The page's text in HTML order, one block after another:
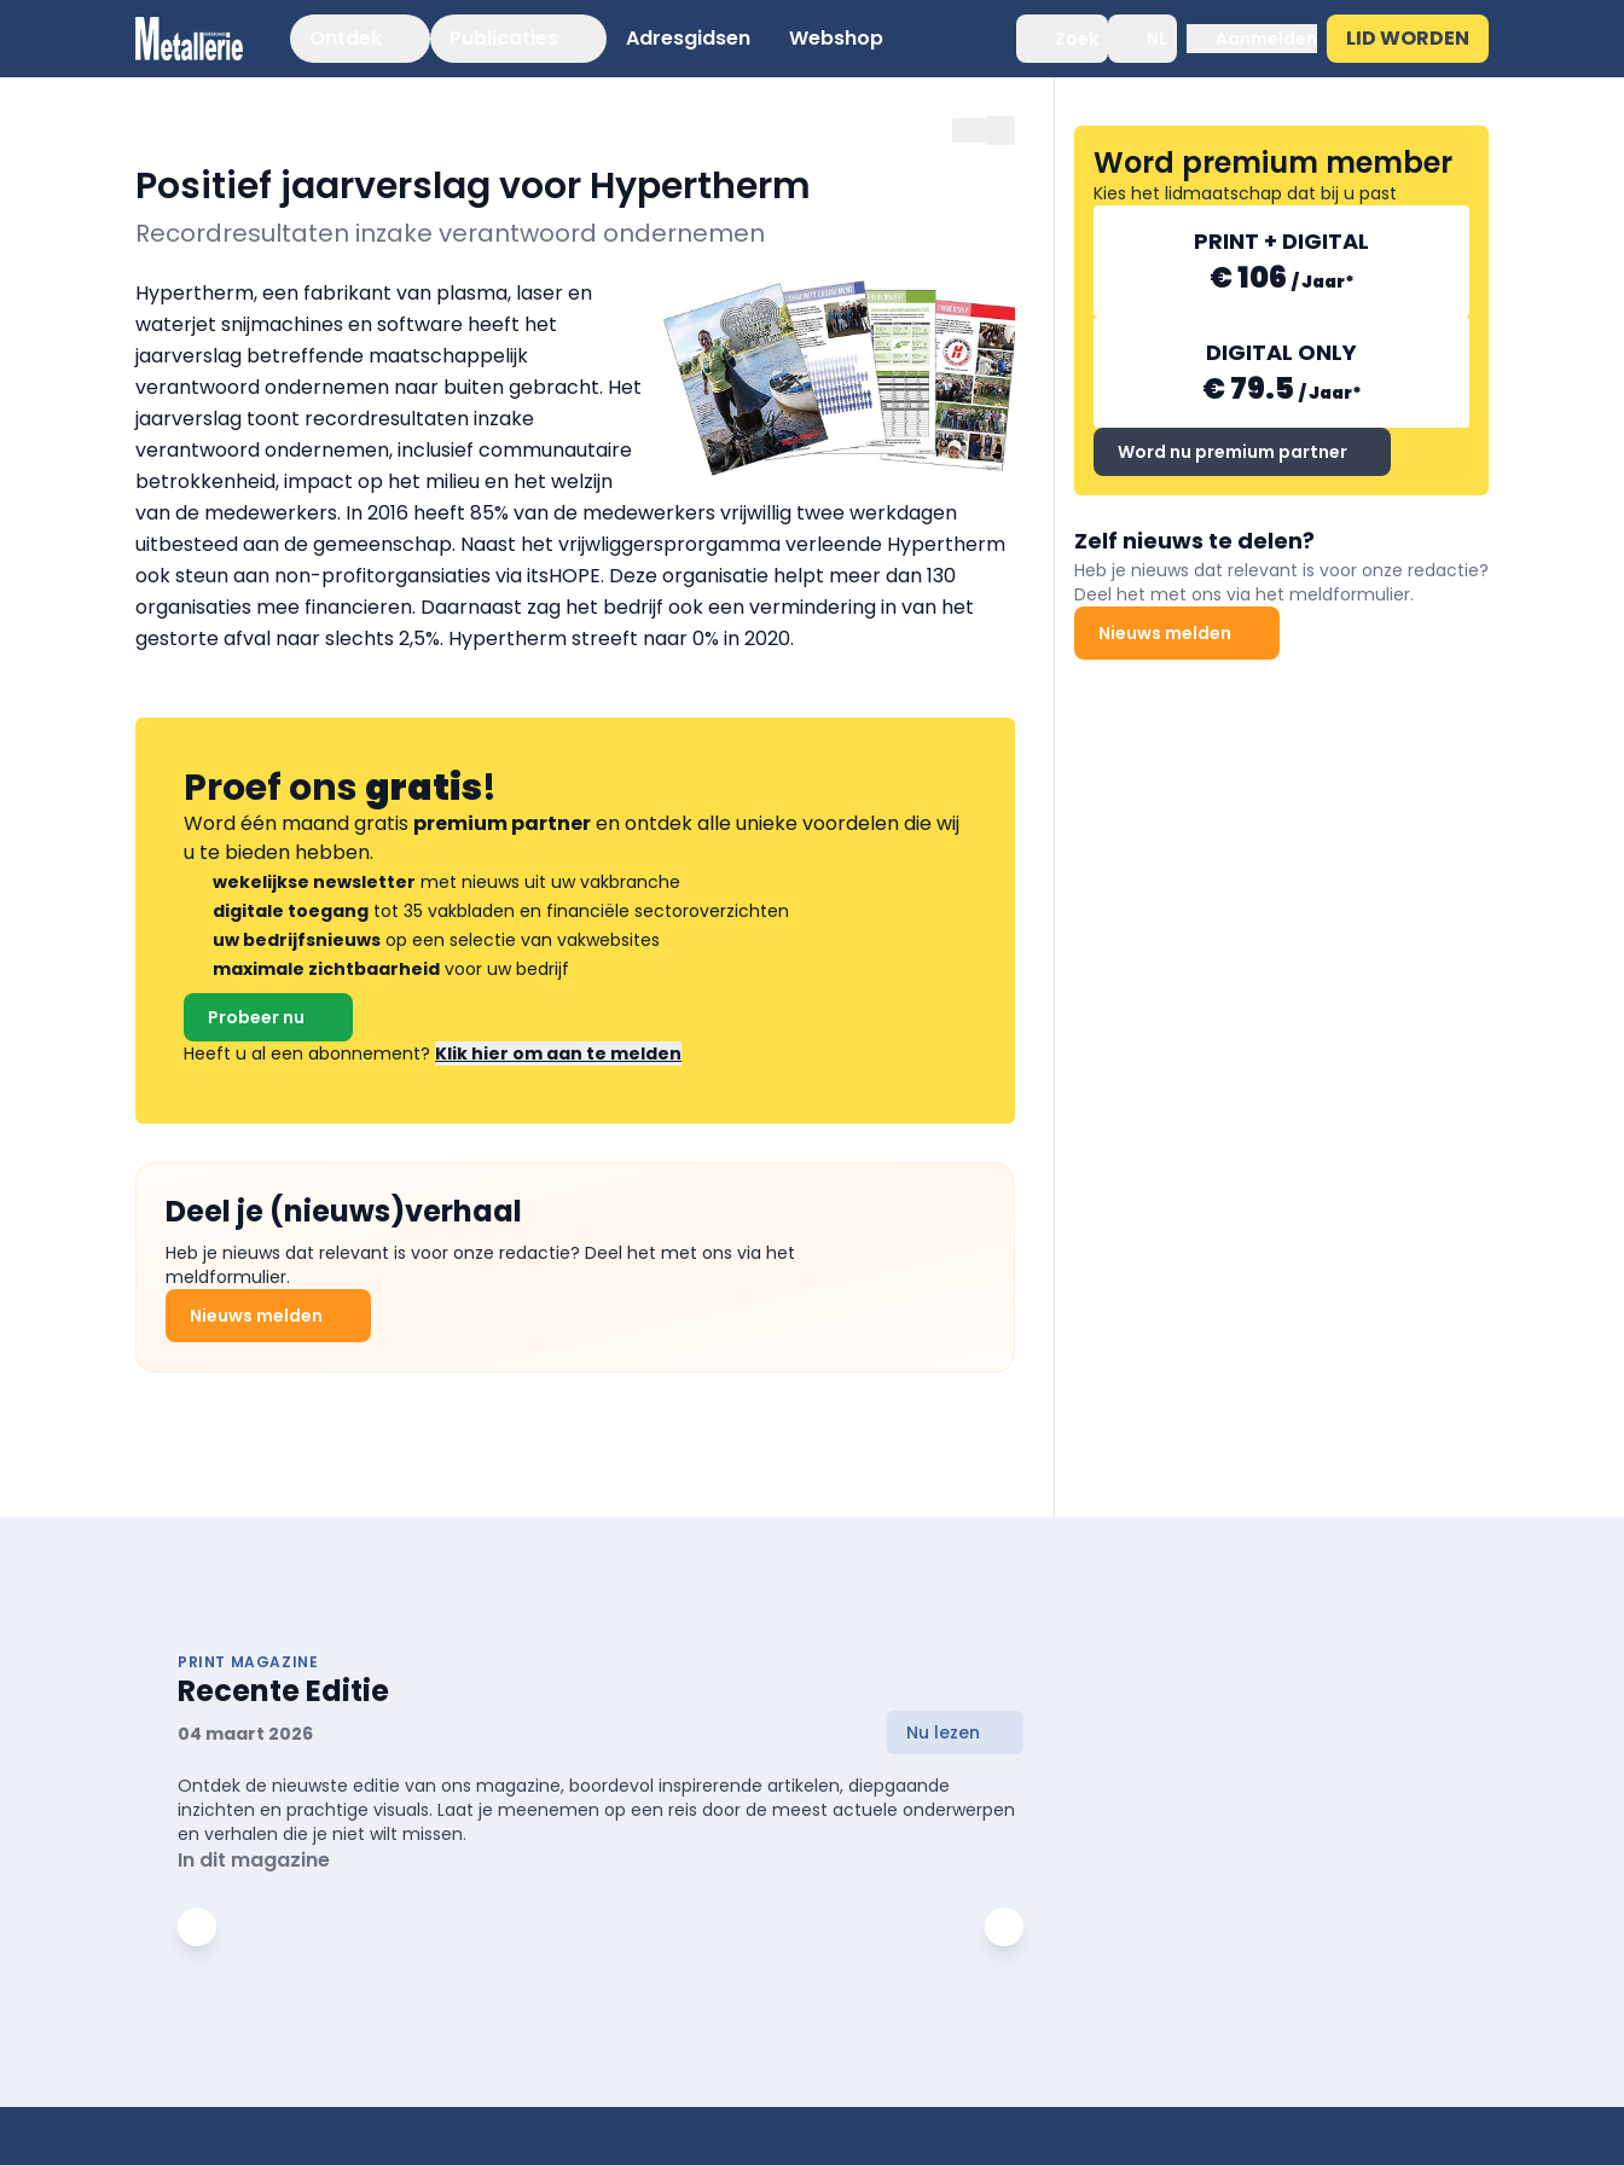
Adresgidsen Webshop LID WORDEN
Positief jaarverslag voor Hypertherm
Recordresultaten inzake verantwoord ondernemen
Hypertherm, een fabrikant van plasma, laser en
waterjet snijmachines en software heeft het
jaarverslag betreffende maatschappelijk
verantwoord ondernemen naar buiten gebracht. Het
jaarverslag toont recordresultaten inzake
verantwoord ondernemen, inclusief communautaire
betrokkenheid, impact op het milieu en het welzijn
van de medewerkers. In 2016 heeft 85% van de medewerkers vrijwillig twee werkdagen
uitbesteed aan de gemeenschap. Naast het vrijwliggersprorgamma verleende Hypertherm
ook steun aan non-profitorgansiaties via itsHOPE. Deze organisatie helpt meer dan 130
organisaties mee financieren. Daarnaast zag het bedrijf ook een vermindering in van het
gestorte afval naar slechts 2,5%. Hypertherm streeft naar 0% in 2020.
Proef onsgratis!
Word één maand gratis premium partneren ontdek alle unieke voordelen die wij
u te bieden hebben.
wekelijkse newsletter met nieuws uit uw vakbranche
digitale toegang tot 35 vakbladen en financiële sectoroverzichten
uw bedrijfsnieuws op een selectie van vakwebsites
maximale zichtbaarheid voor uw bedrijf
Probeer nu
Heeft u al een abonnement? Klik hier om aan te melden
Deel je (nieuws)verhaal
Heb je nieuws dat relevant is voor onze redactie? Deel het met ons via het
meldformulier.
Nieuws melden
Word premium member
Kies het lidmaatschap dat bij u past
PRINT + DIGITAL
€ 106 /Jaar*
DIGITAL ONLY
€ 79.5 /Jaar*
Word nu premium partner
Zelf nieuws te delen?
Heb je nieuws dat relevant is voor onze redactie?
Deel het met ons via het meldformulier.
Nieuws melden
PRINT MAGAZINE
Recente Editie
04 maart 2026 Nu lezen
Ontdek de nieuwste editie van ons magazine, boordevol inspirerende artikelen, diepgaande
inzichten en prachtige visuals. Laat je meenemen op een reis door de meest actuele onderwerpen
en verhalen die je niet wilt missen.
In dit magazine